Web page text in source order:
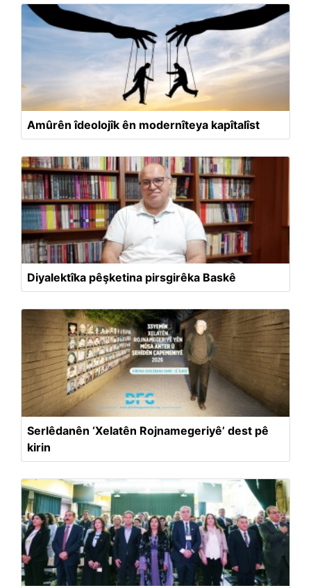
Amûrên îdeolojîk ên modernîteya kapîtalîst
Diyalektîka pêşketina pirsgirêka Baskê
Serlêdanên ‘Xelatên Rojnamegeriyê’ dest pê
kirin